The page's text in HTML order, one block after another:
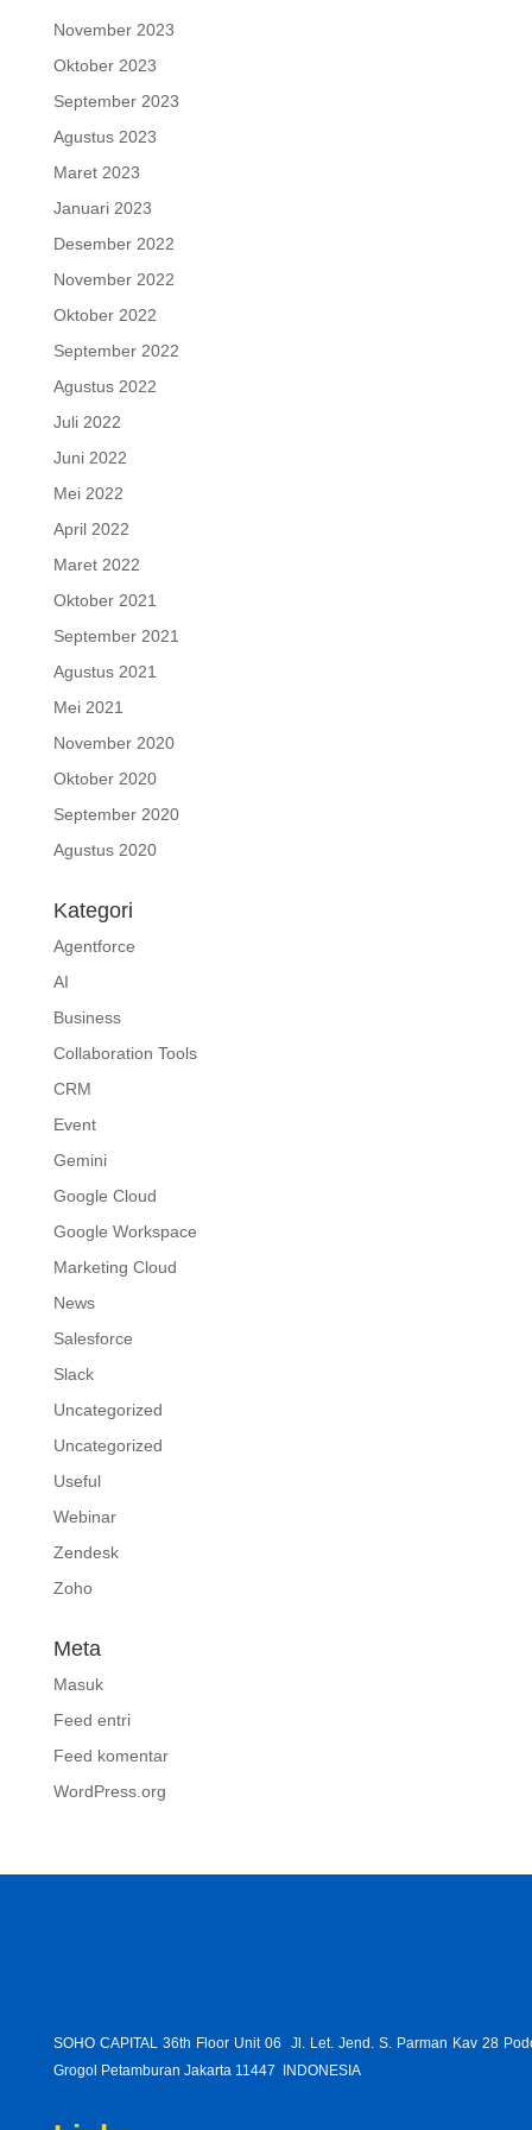
November 2023
Oktober 2023
September 2023
Agustus 2023
Maret 2023
Januari 2023
Desember 2022
November 2022
Oktober 2022
September 2022
Agustus 2022
Juli 2022
Juni 2022
Mei 2022
April 2022
Maret 2022
Oktober 2021
September 2021
Agustus 2021
Mei 2021
November 2020
Oktober 2020
September 2020
Agustus 2020
Kategori
Agentforce
AI
Business
Collaboration Tools
CRM
Event
Gemini
Google Cloud
Google Workspace
Marketing Cloud
News
Salesforce
Slack
Uncategorized
Uncategorized
Useful
Webinar
Zendesk
Zoho
Meta
Masuk
Feed entri
Feed komentar
WordPress.org
SOHO CAPITAL 36th Floor Unit 06 Jl. Let. Jend. S. Parman Kav 28
Grogol Petamburan Jakarta 11447 INDONESIA